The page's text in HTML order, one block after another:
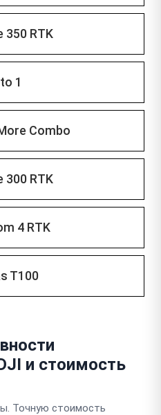
350 RTK
1
Combo
300 RTK
4 RTK
T100
и стоимость
Точную стоимость